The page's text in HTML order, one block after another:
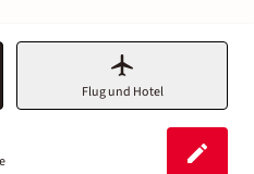
Flug und Hotel